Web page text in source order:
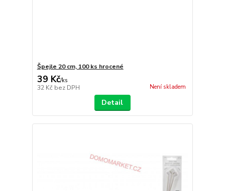
Špejle 20 cm, 100 ks hrocené
39 Kč/ks
32 Kč bez DPH Není skladem
Detail